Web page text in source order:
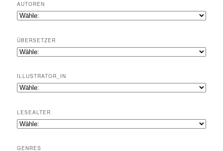
AUTOREN
ÜBERSETZER
ILLUSTRATOR_IN
LESEALTER
GENRES